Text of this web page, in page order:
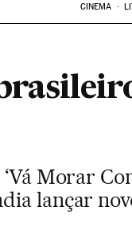
CINEMA
Morar
lançar